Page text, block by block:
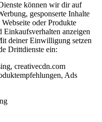
können wir dir auf
gesponserte Inhalte
oder Produkte
Einkaufsverhalten anzeigen
deiner Einwilligung setzen
Drittdienste ein:
creativecdn.com
Ads